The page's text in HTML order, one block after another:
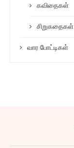
கவிதைகள்
சிறுகதைகள்
வார போட்டிகள்